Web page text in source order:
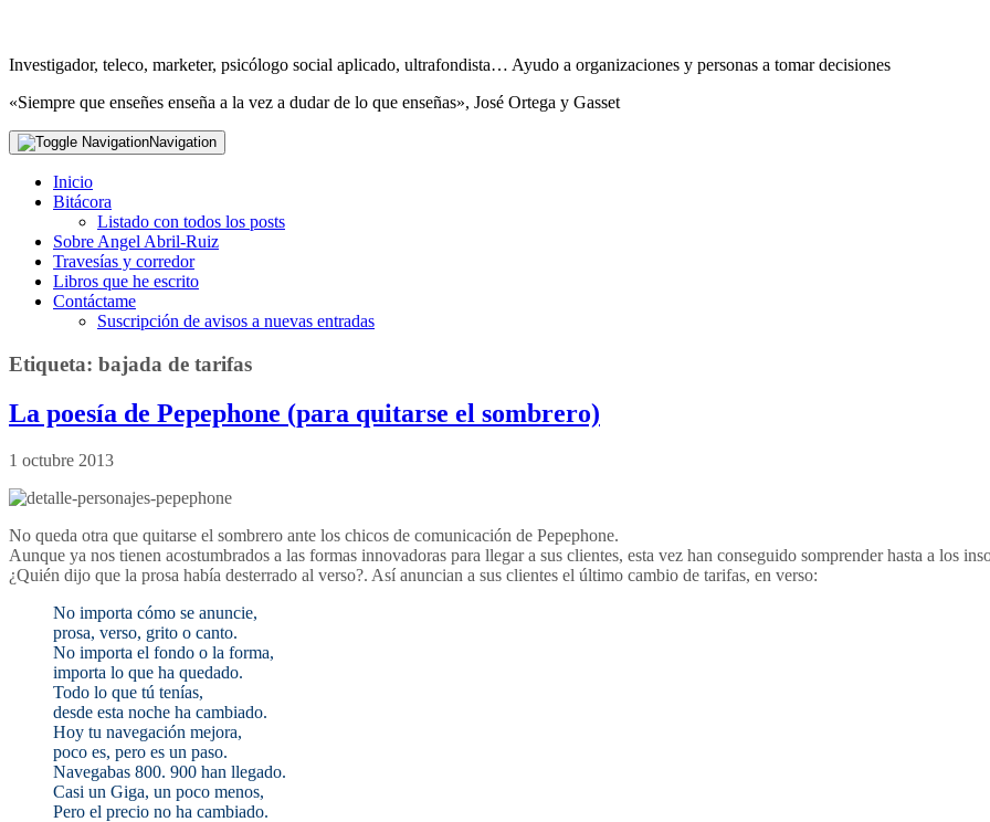
Investigador, teleco, marketer, psicólogo social aplicado, ultrafondista… Ayudo a organizaciones y personas a tomar decisiones
«Siempre que enseñes enseña a la vez a dudar de lo que enseñas», José Ortega y Gasset
Navigation
Inicio
Bitácora
Listado con todos los posts
Sobre Angel Abril-Ruiz
Travesías y corredor
Libros que he escrito
Contáctame
Suscripción de avisos a nuevas entradas
Etiqueta: bajada de tarifas
La poesía de Pepephone (para quitarse el sombrero)
1 octubre 2013
No queda otra que quitarse el sombrero ante los chicos de comunicación de Pepephone.
Aunque ya nos tienen acostumbrados a las formas innovadoras para llegar a sus clientes, esta vez han conseguido somprender hasta a los
¿Quién dijo que la prosa había desterrado al verso?. Así anuncian a sus clientes el último cambio de tarifas, en verso:
No importa cómo se anuncie,
prosa, verso, grito o canto.
No importa el fondo o la forma,
importa lo que ha quedado.
Todo lo que tú tenías,
desde esta noche ha cambiado.
Hoy tu navegación mejora,
poco es, pero es un paso.
Navegabas 800. 900 han llegado.
Casi un Giga, un poco menos,
Pero el precio no ha cambiado.